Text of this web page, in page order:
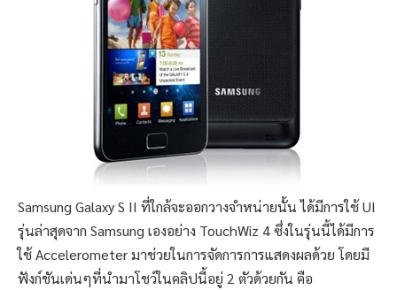
Samsung Galaxy S II ที่ใกล้จะออกวางจำหน่ายนั้น ได้มีการใช้ UI
รุ่นล่าสุดจาก Samsung เองอย่าง TouchWiz 4 ซึ่งในรุ่นนี้ได้มีการ
ใช้ Accelerometer มาช่วยในการจัดการการแสดงผลด้วย โดยมี
ฟังก์ชันเด่นๆที่นำมาโชว์ในคลิปนี้อยู่ 2 ตัวด้วยกัน คือ